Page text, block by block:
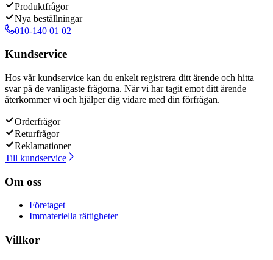
Produktfrågor
Nya beställningar
010-140 01 02
Kundservice
Hos vår kundservice kan du enkelt registrera ditt ärende och hitta
svar på de vanligaste frågorna. När vi har tagit emot ditt ärende
återkommer vi och hjälper dig vidare med din förfrågan.
Orderfrågor
Returfrågor
Reklamationer
Till kundservice
Om oss
Företaget
Immateriella rättigheter
Villkor